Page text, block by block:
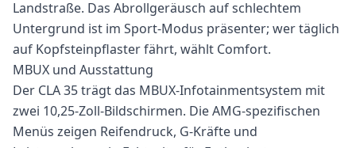
Landstraße. Das Abrollgeräusch auf schlechtem
Untergrund ist im Sport-Modus präsenter; wer täglich
auf Kopfsteinpflaster fährt, wählt Comfort.
MBUX und Ausstattung
Der CLA 35 trägt das MBUX-Infotainmentsystem mit
zwei 10,25-Zoll-Bildschirmen. Die AMG-spezifischen
Menüs zeigen Reifendruck, G-Kräfte und